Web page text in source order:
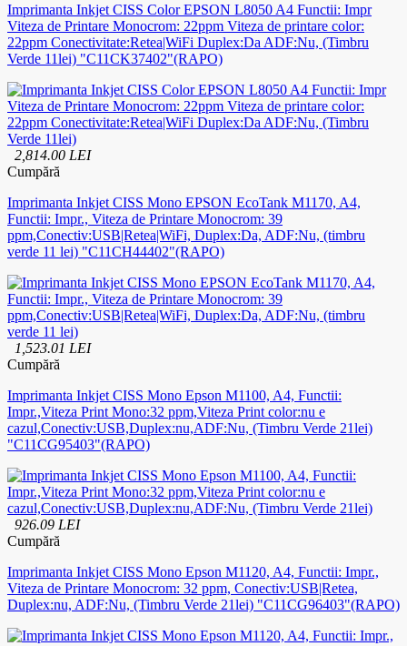
Imprimanta Inkjet CISS Color EPSON L8050 A4 Functii: Impr
Viteza de Printare Monocrom: 22ppm Viteza de printare color:
22ppm Conectivitate:Retea|WiFi Duplex:Da ADF:Nu, (Timbru
Verde 11lei) "C11CK37402"(RAPO)
2,814.00 LEI
Cumpără
Imprimanta Inkjet CISS Mono EPSON EcoTank M1170, A4,
Functii: Impr., Viteza de Printare Monocrom: 39
ppm,Conectiv:USB|Retea|WiFi, Duplex:Da, ADF:Nu, (timbru
verde 11 lei) "C11CH44402"(RAPO)
1,523.01 LEI
Cumpără
Imprimanta Inkjet CISS Mono Epson M1100, A4, Functii:
Impr.,Viteza Print Mono:32 ppm,Viteza Print color:nu e
cazul,Conectiv:USB,Duplex:nu,ADF:Nu, (Timbru Verde 21lei)
"C11CG95403"(RAPO)
926.09 LEI
Cumpără
Imprimanta Inkjet CISS Mono Epson M1120, A4, Functii: Impr.,
Viteza de Printare Monocrom: 32 ppm, Conectiv:USB|Retea,
Duplex:nu, ADF:Nu, (Timbru Verde 21lei) "C11CG96403"(RAPO)